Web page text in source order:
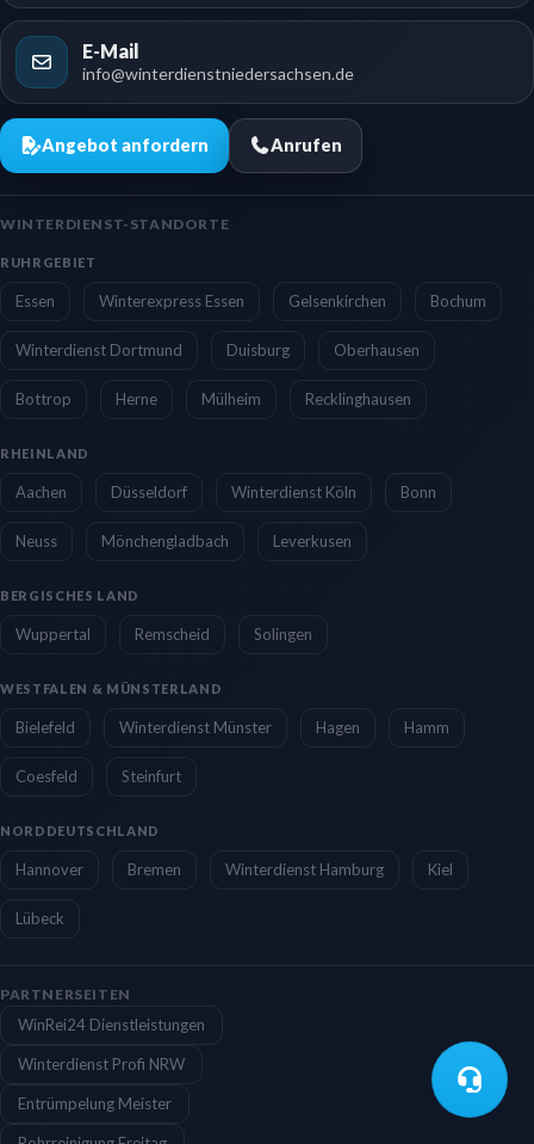
E-Mail
info@winterdienstniedersachsen.de
Angebot anfordern Anrufen
WINTERDIENST-STANDORTE
RUHRGEBIET
Essen Winterexpress Essen Gelsenkirchen Bochum
Winterdienst Dortmund Duisburg Oberhausen
Bottrop Herne Mülheim Recklinghausen
RHEINLAND
Aachen Düsseldorf Winterdienst Köln Bonn
Neuss Mönchengladbach Leverkusen
BERGISCHES LAND
Wuppertal Remscheid Solingen
WESTFALEN & MÜNSTERLAND
Bielefeld Winterdienst Münster Hagen Hamm
Coesfeld Steinfurt
NORDDEUTSCHLAND
Hannover Bremen Winterdienst Hamburg Kiel
Lübeck
PARTNERSEITEN
WinRei24 Dienstleistungen
Winterdienst Profi NRW
Entrümpelung Meister